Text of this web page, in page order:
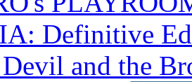
Definitive
and the